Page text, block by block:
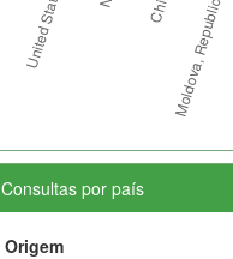
Consultas por país
Origem